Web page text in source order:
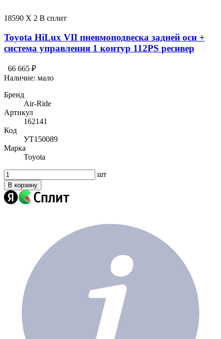
18590 X 2 В сплит
Toyota HiLux VII пневмоподвеска задней оси +
система управления 1 контур 112PS ресивер
66 665 ₽
Наличие: мало
Бренд
Air-Ride
Артикул
162141
Код
УТ150089
Марка
Toyota
шт
В корзину